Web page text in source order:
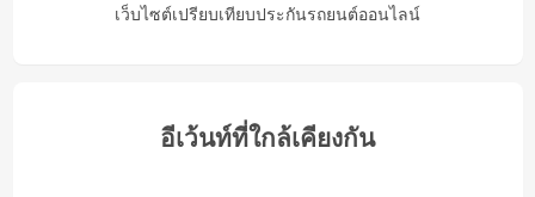
เว็บไซต์เปรียบเทียบประกันรถยนต์ออนไลน์​
อีเว้นท์ที่ใกล้เคียงกัน